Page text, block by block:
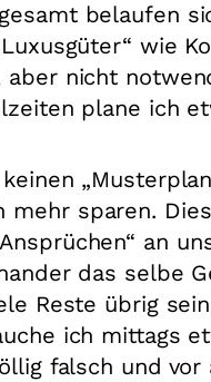
belaufen
wie
nicht
plane ich
mehr sparen.
an
das selbe
Reste übrig
ich mittags
falsch und